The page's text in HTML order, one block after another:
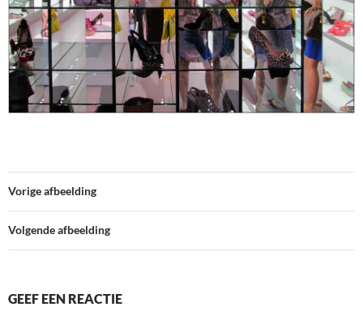
Vorige afbeelding
Volgende afbeelding
GEEF EEN REACTIE